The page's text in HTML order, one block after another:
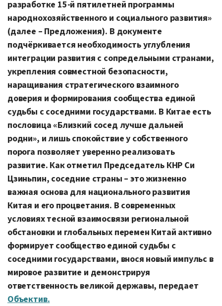
разработке 15-й пятилетней программы
народнохозяйственного и социального развития»
(далее – Предложения). В документе
подчёркивается необходимость углубления
интеграции развития с сопредельными странами,
укрепления совместной безопасности,
наращивания стратегического взаимного
доверия и формирования сообщества единой
судьбы с соседними государствами. В Китае есть
пословица «Близкий сосед лучше дальней
родни», и лишь спокойствие у собственного
порога позволяет уверенно реализовать
развитие. Как отметил Председатель КНР Си
Цзиньпин, соседние страны – это жизненно
важная основа для национального развития
Китая и его процветания. В современных
условиях тесной взаимосвязи региональной
обстановки и глобальных перемен Китай активно
формирует сообщество единой судьбы с
соседними государствами, внося новый импульс в
мировое развитие и демонстрируя
ответственность великой державы, передает
Объектив.